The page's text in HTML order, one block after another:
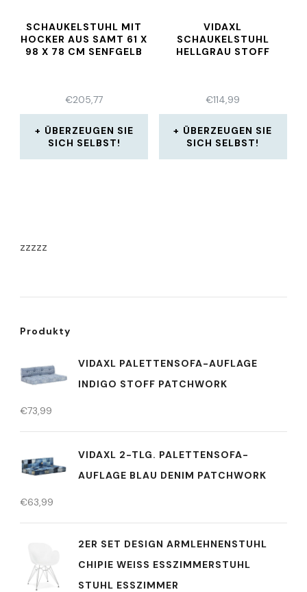
SCHAUKELSTUHL MIT
HOCKER AUS SAMT 61 X
98 X 78 CM SENFGELB
€205,77
ÜBERZEUGEN SIE
SICH SELBST!
VIDAXL
SCHAUKELSTUHL
HELLGRAU STOFF
€114,99
ÜBERZEUGEN SIE
SICH SELBST!
zzzzz
Produkty
VIDAXL PALETTENSOFA-AUFLAGE
INDIGO STOFF PATCHWORK
€73,99
VIDAXL 2-TLG. PALETTENSOFA-
AUFLAGE BLAU DENIM PATCHWORK
€63,99
2ER SET DESIGN ARMLEHNENSTUHL
CHIPIE WEISS ESSZIMMERSTUHL S
TUHL ESSZIMMER